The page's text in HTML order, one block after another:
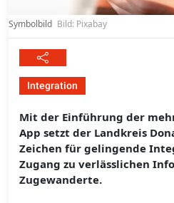
Symbolbild Bild: Pixabay
Integration
Mit der Einführung der
App setzt der Landkreis
Zeichen für gelingende
Zugang zu verlässlichen
Zugewanderte.